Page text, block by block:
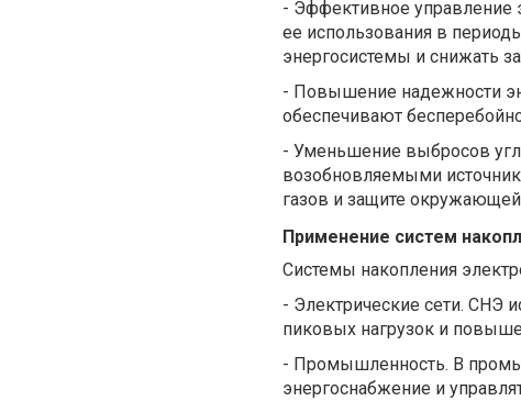
- Эффективное управление
ее использования в
энергосистемы и снижать
- Повышение надежности
обеспечивают
- Уменьшение выбросов
возобновляемыми
газов и защите
Применение систем
Системы накопления
- Электрические сети. СНЭ
пиковых нагрузок и
- Промышленность. В
энергоснабжение и